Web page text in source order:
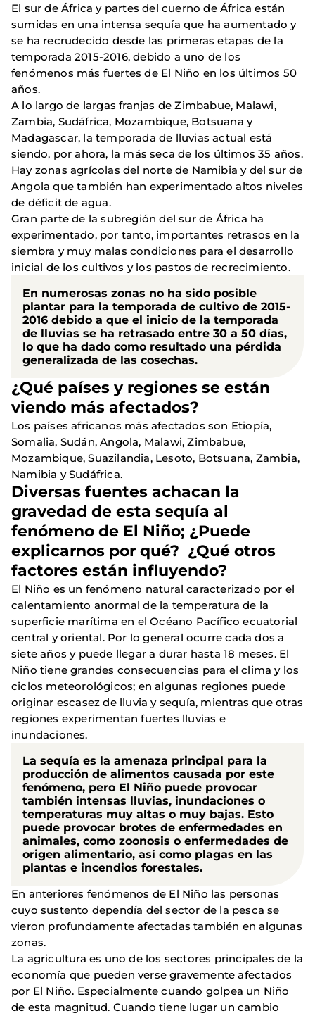
El sur de África y partes del cuerno de África están
sumidas en una intensa sequía que ha aumentado y
se ha recrudecido desde las primeras etapas de la
temporada 2015-2016, debido a uno de los
fenómenos más fuertes de El Niño en los últimos 50
años.
A lo largo de largas franjas de Zimbabue, Malawi,
Zambia, Sudáfrica, Mozambique, Botsuana y
Madagascar, la temporada de lluvias actual está
siendo, por ahora, la más seca de los últimos 35 años.
Hay zonas agrícolas del norte de Namibia y del sur de
Angola que también han experimentado altos niveles
de déficit de agua.
Gran parte de la subregión del sur de África ha
experimentado, por tanto, importantes retrasos en la
siembra y muy malas condiciones para el desarrollo
inicial de los cultivos y los pastos de recrecimiento.
En numerosas zonas no ha sido posible
plantar para la temporada de cultivo de 2015-
2016 debido a que el inicio de la temporada
de lluvias se ha retrasado entre 30 a 50 días,
lo que ha dado como resultado una pérdida
generalizada de las cosechas.
¿Qué países y regiones se están
viendo más afectados?
Los países africanos más afectados son Etiopía,
Somalia, Sudán, Angola, Malawi, Zimbabue,
Mozambique, Suazilandia, Lesoto, Botsuana, Zambia,
Namibia y Sudáfrica.
Diversas fuentes achacan la
gravedad de esta sequía al
fenómeno de El Niño; ¿Puede
explicarnos por qué? ¿Qué otros
factores están influyendo?
El Niño es un fenómeno natural caracterizado por el
calentamiento anormal de la temperatura de la
superficie marítima en el Océano Pacífico ecuatorial
central y oriental. Por lo general ocurre cada dos a
siete años y puede llegar a durar hasta 18 meses. El
Niño tiene grandes consecuencias para el clima y los
ciclos meteorológicos; en algunas regiones puede
originar escasez de lluvia y sequía, mientras que otras
regiones experimentan fuertes lluvias e
inundaciones.
La sequía es la amenaza principal para la
producción de alimentos causada por este
fenómeno, pero El Niño puede provocar
también intensas lluvias, inundaciones o
temperaturas muy altas o muy bajas. Esto
puede provocar brotes de enfermedades en
animales, como zoonosis o enfermedades de
origen alimentario, así como plagas en las
plantas e incendios forestales.
En anteriores fenómenos de El Niño las personas
cuyo sustento dependía del sector de la pesca se
vieron profundamente afectadas también en algunas
zonas.
La agricultura es uno de los sectores principales de la
economía que pueden verse gravemente afectados
por El Niño. Especialmente cuando golpea un Niño
de esta magnitud. Cuando tiene lugar un cambio